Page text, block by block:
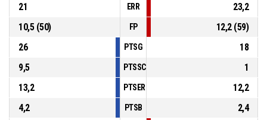
21
ERR
23,2
10,5 (50)
FP
12,2 (59)
26
PTSG
18
9,5
PTSSCH
1
13,2
PTSERR
12,2
4,2
PTSB
2,4